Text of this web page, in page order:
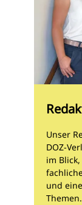
Unser
DOZ-
im
und
Themen.